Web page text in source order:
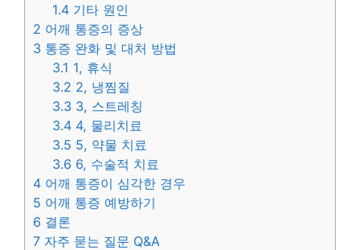
1.4 기타 원인
2 어깨 통증의 증상
3 통증 완화 및 대처 방법
3.1 1, 휴식
3.2 2, 냉찜질
3.3 3, 스트레칭
3.4 4, 물리치료
3.5 5, 약물 치료
3.6 6, 수술적 치료
4 어깨 통증이 심각한 경우
5 어깨 통증 예방하기
6 결론
7 자주 묻는 질문 Q&A